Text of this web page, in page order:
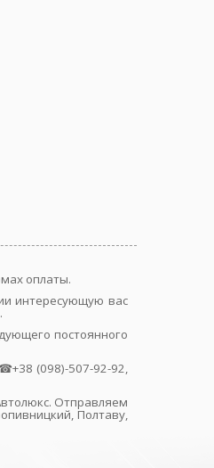
оплаты.
интересующую вас
постоянного
(098)-507-92-92,
Отправляем
Полтаву,